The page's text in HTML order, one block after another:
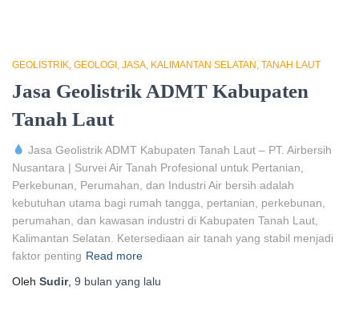
GEOLISTRIK GEOLOGI JASA KALIMANTAN SELATAN TANAH LAUT
Jasa Geolistrik ADMT Kabupaten
Tanah Laut
Jasa Geolistrik ADMT Kabupaten Tanah Laut – PT. Airbersih
Nusantara | Survei Air Tanah Profesional untuk Pertanian,
Perkebunan, Perumahan, dan Industri Air bersih adalah
kebutuhan utama bagi rumah tangga, pertanian, perkebunan,
perumahan, dan kawasan industri di Kabupaten Tanah Laut,
Kalimantan Selatan. Ketersediaan air tanah yang stabil menjadi
faktor penting Read more
Oleh Sudir, 9 bulan yang lalu